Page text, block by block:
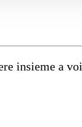
insieme a voi